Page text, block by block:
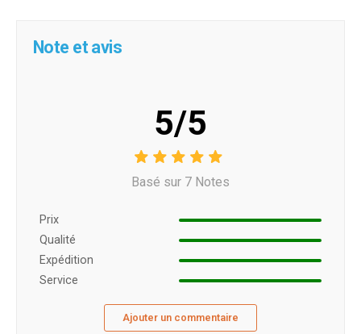
Note et avis
5/5
Basé sur 7 Notes
Prix ​​
Qualité
Expédition
Service
Ajouter un commentaire